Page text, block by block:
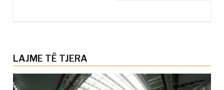
LAJME TË TJERA